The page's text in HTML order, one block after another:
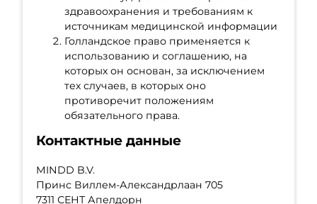
здравоохранения и требованиям к
источникам медицинской информации
Голландское право применяется к
использованию и соглашению, на
которых он основан, за исключением
тех случаев, в которых оно
противоречит положениям
обязательного права.
Контактные данные
MINDD B.V.
Принс Виллем-Александрлаан 705
7311 СЕНТ Апелдорн